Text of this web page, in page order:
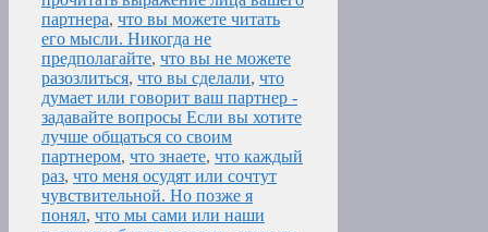
партнера, что вы можете читать
его мысли. Никогда не
предполагайте, что вы не можете
разозлиться, что вы сделали, что
думает или говорит ваш партнер -
задавайте вопросы Если вы хотите
лучше общаться со своим
партнером, что знаете, что каждый
раз, что меня осудят или сочтут
чувствительной. Но позже я
понял, что мы сами или наши